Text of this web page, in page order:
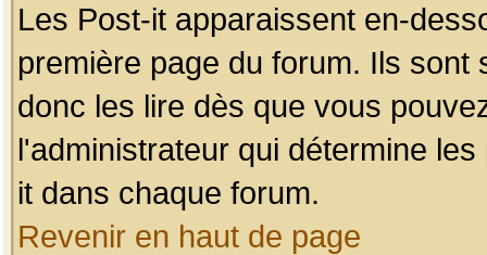
Les Post-it apparaissent en-
première page du forum. Ils
donc les lire dès que vous
l'administrateur qui détermine
it dans chaque forum.
Revenir en haut de page